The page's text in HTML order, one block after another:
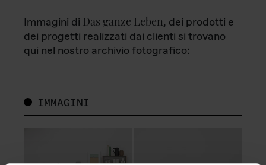
Immagini di Das ganze Leben, dei prodotti e
dei progetti realizzati dai clienti si trovano
qui nel nostro archivio fotografico:
IMMAGINI